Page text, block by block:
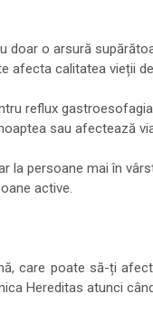
doar o arsură
afecta calitatea vieții
reflux
sau afectează
la persoane mai în
active.
care poate să-ți
Hereditas atunci